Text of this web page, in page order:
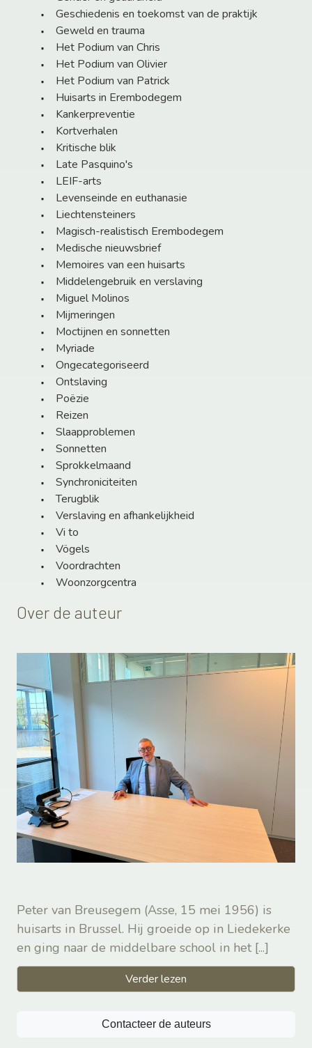
Geschiedenis en toekomst van de praktijk
Geweld en trauma
Het Podium van Chris
Het Podium van Olivier
Het Podium van Patrick
Huisarts in Erembodegem
Kankerpreventie
Kortverhalen
Kritische blik
Late Pasquino's
LEIF-arts
Levenseinde en euthanasie
Liechtensteiners
Magisch-realistisch Erembodegem
Medische nieuwsbrief
Memoires van een huisarts
Middelengebruik en verslaving
Miguel Molinos
Mijmeringen
Moctijnen en sonnetten
Myriade
Ongecategoriseerd
Ontslaving
Poëzie
Reizen
Slaapproblemen
Sonnetten
Sprokkelmaand
Synchroniciteiten
Terugblik
Verslaving en afhankelijkheid
Vi to
Vögels
Voordrachten
Woonzorgcentra
Over de auteur
Peter van Breusegem (Asse, 15 mei 1956) is
huisarts in Brussel. Hij groeide op in Liedekerke
en ging naar de middelbare school in het [...]
Verder lezen
Contacteer de auteurs